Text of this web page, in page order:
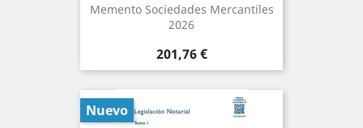
Memento Sociedades Mercantiles
2026
Precio
201,76 €
Nuevo